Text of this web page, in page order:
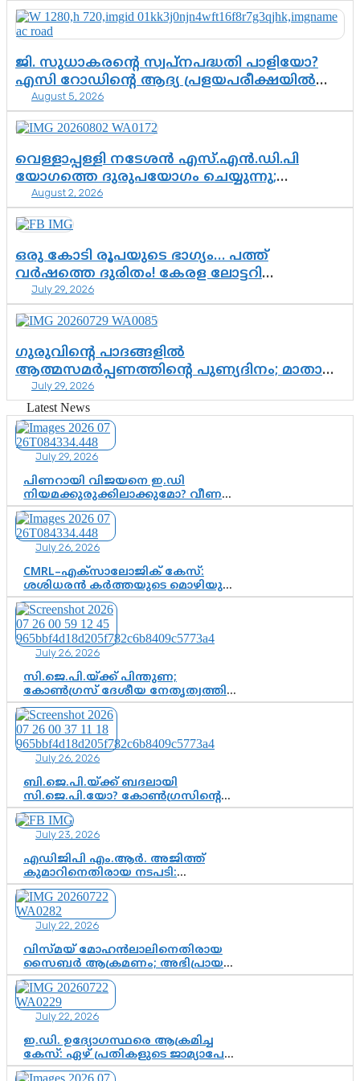
ജി. സുധാകരന്റെ സ്വപ്നപദ്ധതി പാളിയോ?
എസി റോഡിന്റെ ആദ്യ പ്രളയപരീക്ഷയിൽ
ഉയരുന്നത് ഗുരുതര ചോദ്യങ്ങൾ
August 5, 2026
വെള്ളാപ്പള്ളി നടേശൻ എസ്.എൻ.ഡി.പി
യോഗത്തെ ദുരുപയോഗം ചെയ്യുന്നു;
ശ്രീനാരായണ പ്രസ്ഥാനത്തെ കാർന്നുതിന്നുന്ന
വിഷവിത്ത്: ഗോകുലം ഗോപാലൻ
August 2, 2026
ഒരു കോടി രൂപയുടെ ഭാഗ്യം… പത്ത്
വർഷത്തെ ദുരിതം! കേരള ലോട്ടറി
സംവിധാനത്തെ ചോദ്യം ചെയ്ത് കോയയുടെ
പോരാട്ടം
July 29, 2026
ഗുരുവിന്റെ പാദങ്ങളിൽ
ആത്മസമർപ്പണത്തിന്റെ പുണ്യദിനം; മാതാ
അമൃതാനന്ദമയി മഠത്തിൽ ഭക്തിസാന്ദ്രമായി
ഗുരുപൂർണിമ ആഘോഷം
July 29, 2026
Latest News
July 29, 2026
പിണറായി വിജയനെ ഇ.ഡി
നിയമക്കുരുക്കിലാക്കുമോ? വീണ
വിജയൻ മാപ്പുസാക്ഷിയാകുമോ?
കർത്തയുടെ മൊഴി നിർണായക
വഴിത്തിരിവാകുമോ?
July 26, 2026
CMRL–എക്‌സാലോജിക് കേസ്:
ശശിധരൻ കർത്തയുടെ മൊഴിയുടെ
അടിസ്ഥാനത്തിൽ പിണറായി
വിജയനെ ചോദ്യം ചെയ്യുന്നതിൽ ഉടൻ
തീരുമാനം; വീണയ്‌ക്കെതിരെ
കൂടുതൽ തെളിവുകൾ പരിശോധിച്ച്
ഇഡി
July 26, 2026
സി.ജെ.പി.യ്ക്ക് പിന്തുണ;
കോൺഗ്രസ് ദേശീയ നേതൃത്വത്തിൽ
ആശങ്കയോ? പാർട്ടിക്കുള്ളിൽ
ഭിന്നാഭിപ്രായമെന്ന വിലയിരുത്തൽ
July 26, 2026
ബി.ജെ.പി.യ്ക്ക് ബദലായി
സി.ജെ.പി.യോ? കോൺഗ്രസിന്റെ
രാഷ്ട്രീയ ഇടം കൈവശപ്പെടുത്താൻ
സിജെപി ഉയർന്നുകഴിഞ്ഞോ?
ഇന്ത്യൻ രാഷ്ട്രീയത്തിലെ പുതിയ
വഴിത്തിരിവ്
July 23, 2026
എഡിജിപി എം.ആർ. അജിത്ത്
കുമാറിനെതിരായ നടപടി:
സസ്പെൻഷനിൽ ഒതുങ്ങുമോ,
അതോ കൂടുതൽ കടുത്ത
നടപടികളിലേക്കോ?
July 22, 2026
വിസ്മയ് മോഹൻലാലിനെതിരായ
സൈബർ ആക്രമണം; അഭിപ്രായ
സ്വാതന്ത്ര്യത്തെ നിശ്ശബ്ദമാക്കുന്ന
ഡിജിറ്റൽ ഗുണ്ടായിസത്തിന് അറുതി
വേണം
July 22, 2026
ഇ.ഡി. ഉദ്യോഗസ്ഥരെ ആക്രമിച്ച
കേസ്: ഏഴ് പ്രതികളുടെ ജാമ്യാപേക്ഷ
വീണ്ടും തള്ളി; അന്വേഷണം തുടരാൻ